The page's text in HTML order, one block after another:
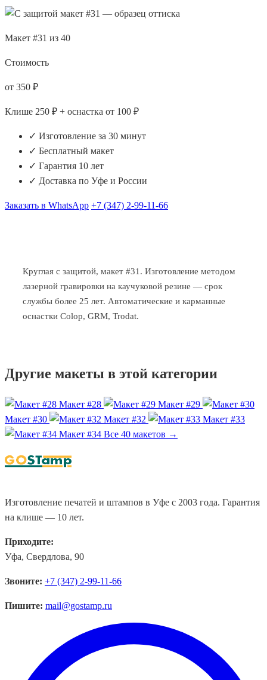
Макет #31 из 40
Стоимость
от 350 ₽
Клише 250 ₽ + оснастка от 100 ₽
✓ Изготовление за 30 минут
✓ Бесплатный макет
✓ Гарантия 10 лет
✓ Доставка по Уфе и России
Заказать в WhatsApp +7 (347) 2-99-11-66
Круглая с защитой, макет #31. Изготовление методом
лазерной гравировки на каучуковой резине — срок
службы более 25 лет. Автоматические и карманные
оснастки Colop, GRM, Trodat.
Другие макеты в этой категории
Макет #28
Макет #29
Макет #30
Макет #32
Макет #33
Макет #34 Все 40 макетов →
Изготовление печатей и штампов в Уфе с 2003 года. Гарантия
на клише — 10 лет.
Приходите:
Уфа, Свердлова, 90
Звоните: +7 (347) 2-99-11-66
Пишите: mail@gostamp.ru